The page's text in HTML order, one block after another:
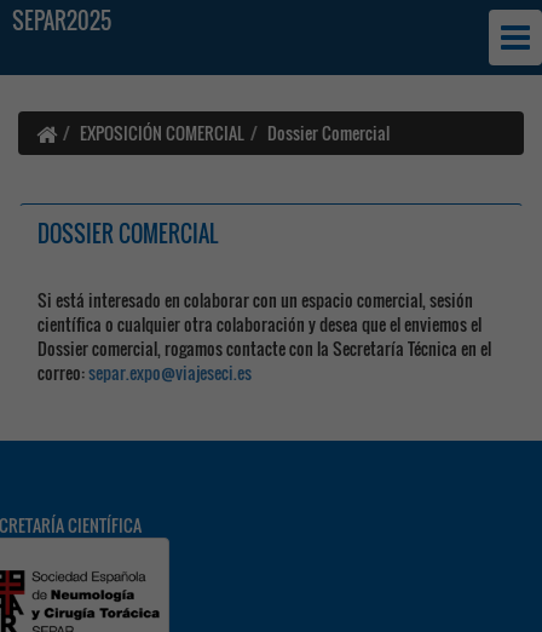
SEPAR2025
EXPOSICIÓN COMERCIAL Dossier Comercial
DOSSIER COMERCIAL
Si está interesado en colaborar con un espacio comercial, sesión
científica o cualquier otra colaboración y desea que el enviemos el
Dossier comercial, rogamos contacte con la Secretaría Técnica en el
correo:separ.expo@viajeseci.es
CIENTÍFICA